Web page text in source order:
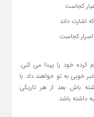
کجاست
داند
کجاست
خود را پیدا می کنی.
خوبی به تو خواهند داد. با
باش بعد از هر تاریکی
داشته باشد.